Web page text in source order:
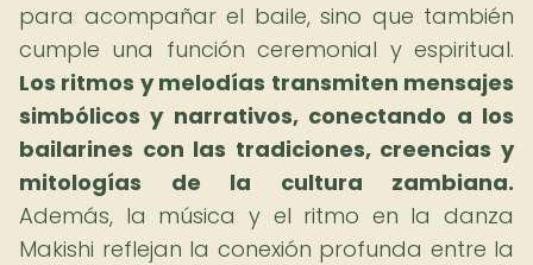
para acompañar el baile, sino que también
cumple una función ceremonial y espiritual.
Los ritmos y melodías transmiten mensajes
simbólicos y narrativos, conectando a los
bailarines con las tradiciones, creencias y
mitologías de la cultura zambiana.
Además, la música y el ritmo en la danza
Makishi reflejan la conexión profunda entre la